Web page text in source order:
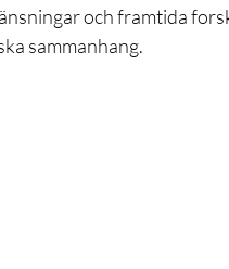
och framtida
sammanhang.